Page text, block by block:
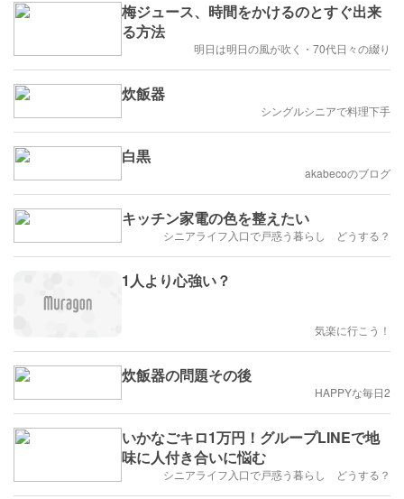
梅ジュース、時間をかけるのとすぐ出来
る方法
明日は明日の風が吹く・70代日々の綴り
炊飯器
シングルシニアで料理下手
白黒
akabecoのブログ
キッチン家電の色を整えたい
シニアライフ入口で戸惑う暮らし どうする？
1人より心強い？
気楽に行こう！
炊飯器の問題その後
HAPPYな毎日2
いかなごキロ1万円！グループLINEで地
味に人付き合いに悩む
シニアライフ入口で戸惑う暮らし どうする？